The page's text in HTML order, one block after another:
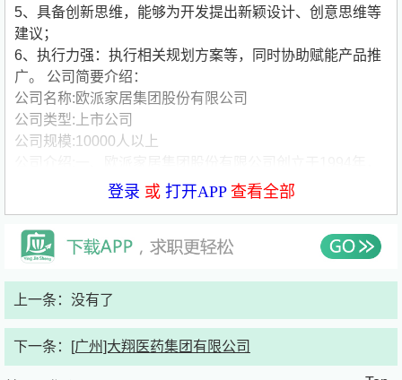
5、具备创新思维，能够为开发提出新颖设计、创意思维等
建议；
6、执行力强：执行相关规划方案等，同时协助赋能产品推
广。 公司简要介绍：
公司名称:欧派家居集团股份有限公司
公司类型:上市公司
公司规模:10000人以上
以整体橱柜为旗舰，整体衣柜、厨房电器、整体卫浴、现代
整体家居一体化服务供应商。迄今，欧派拥有广州、清远、
天津、无锡、成都占地超一百万平米的现代先进家居生产基
雄霸亚洲。集团员工逾两万人，7000多家专营商场服务中
300多人包括意大利、德国等专家在内的专业设计研发人才
登录 或 打开APP查看全部
上一条：没有了
下一条： [广州]大翔医药集团有限公司